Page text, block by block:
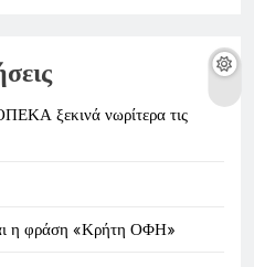
ξεκινά νωρίτερα τις
η φράση «Κρήτη ΟΦΗ»